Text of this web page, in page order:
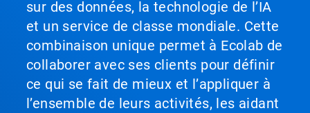
sur des données, la technologie de l’IA
et un service de classe mondiale. Cette
combinaison unique permet à Ecolab de
collaborer avec ses clients pour définir
ce qui se fait de mieux et l’appliquer à
l’ensemble de leurs activités, les aidant